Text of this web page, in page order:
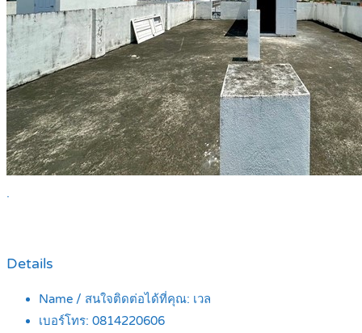
.
Details
Name / สนใจติดต่อได้ที่คุณ: เวล
เบอร์โทร: 0814220606